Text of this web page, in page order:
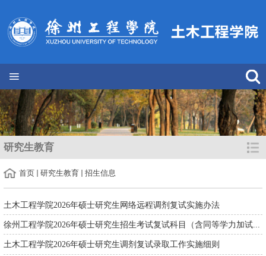
研究生教育
首页 研究生教育 招生信息
土木工程学院2026年硕士研究生网络远程调剂复试实施办法
徐州工程学院2026年硕士研究生招生考试复试科目（含同等学力加试...
土木工程学院2026年硕士研究生调剂复试录取工作实施细则